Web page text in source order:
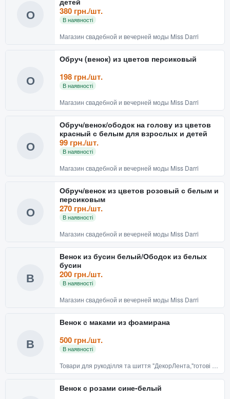
О 380 грн./шт.
В наявності
Магазин свадебной и вечерней моды Miss Darri
О
Обруч (венок) из цветов персиковый
198 грн./шт.
В наявності
Магазин свадебной и вечерней моды Miss Darri
О
Обруч/венок/ободок на голову из цветов
красный с белым для взрослых и детей
99 грн./шт.
В наявності
Магазин свадебной и вечерней моды Miss Darri
О
Обруч/венок из цветов розовый с белым и
персиковым
270 грн./шт.
В наявності
Магазин свадебной и вечерней моды Miss Darri
В
Венок из бусин белый/Ободок из белых
бусин
200 грн./шт.
В наявності
Магазин свадебной и вечерней моды Miss Darri
В
Венок с маками из фоамирана
500 грн./шт.
В наявності
Венок с розами сине-белый